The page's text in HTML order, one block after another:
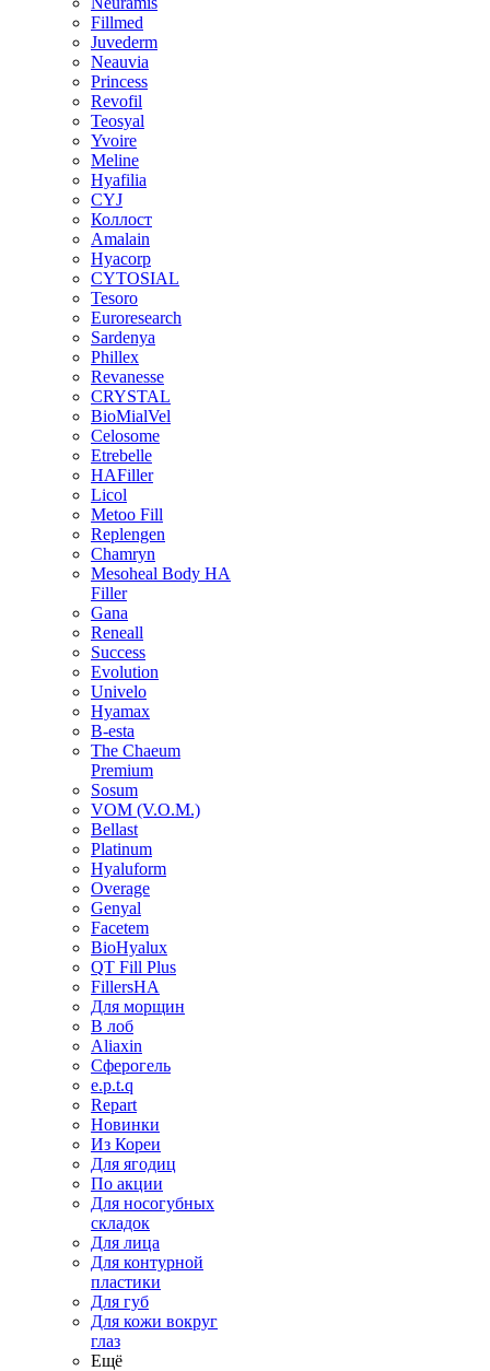
Fillmed
Juvederm
Neauvia
Princess
Revofil
Teosyal
Yvoire
Meline
Hyafilia
CYJ
Коллост
Amalain
Hyacorp
CYTOSIAL
Tesoro
Euroresearch
Sardenya
Phillex
Revanesse
CRYSTAL
BioMialVel
Celosome
Etrebelle
HAFiller
Licol
Metoo Fill
Replengen
Chamryn
Mesoheal Body HA
Filler
Gana
Reneall
Success
Evolution
Univelo
Hyamax
B-esta
The Chaeum
Premium
Sosum
VOM (V.O.M.)
Bellast
Platinum
Hyaluform
Overage
Genyal
Facetem
BioHyalux
QT Fill Plus
FillersHA
Для морщин
В лоб
Aliaxin
Сферогель
e.p.t.q
Repart
Новинки
Из Кореи
Для ягодиц
По акции
Для носогубных
складок
Для лица
Для контурной
пластики
Для губ
Для кожи вокруг
глаз
Ещё